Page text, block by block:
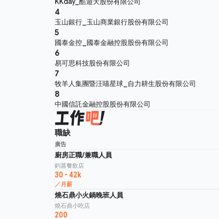
4
玉山銀行_玉山商業銀行股份有限公司
5
國泰金控_國泰金融控股股份有限公司
6
易可思科技股份有限公司
7
牧羊人集團暨汪喵星球_自力耕生股份有限公司
8
中國信託金融控股股份有限公司
職缺
廣告
廚房正職/兼職人員
鈞菖餐飲店
30 - 42k
／月薪
燒石鼎小火鍋晚班人員
燒石鼎小吃店
200